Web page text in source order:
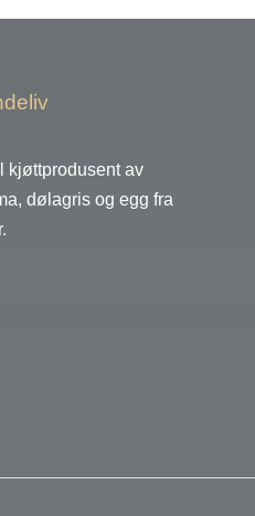
kjøttprodusent av
dølagris og egg fra